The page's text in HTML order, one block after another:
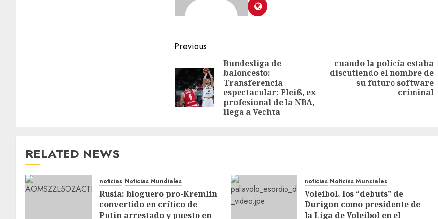
Previous
Bundesliga de
baloncesto:
Transferencia
espectacular: Pleiß, ex
profesional de la NBA,
llega a Vechta
cuando la policía estaba
discutiendo el nombre de
su futuro software
criminal
RELATED NEWS
noticias Noticias Mundiales
Rusia: bloguero pro-Kremlin
convertido en crítico de
Putin arrestado y puesto en
noticias Noticias Mundiales
Voleibol, los “debuts” de
Durigon como presidente de
la Liga de Voleibol en el